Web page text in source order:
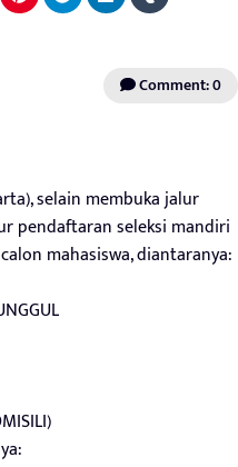
Comment: 0
selain membuka jalur
pendaftaran seleksi mandiri
mahasiswa, diantaranya: